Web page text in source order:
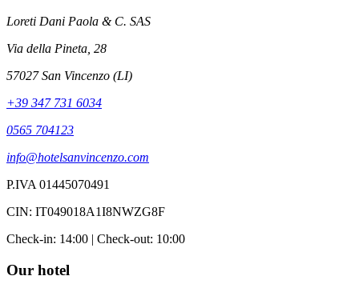
Loreti Dani Paola & C. SAS
Via della Pineta, 28
57027 San Vincenzo (LI)
+39 347 731 6034
0565 704123
info@hotelsanvincenzo.com
P.IVA 01445070491
CIN: IT049018A1I8NWZG8F
Check-in: 14:00 | Check-out: 10:00
Our hotel